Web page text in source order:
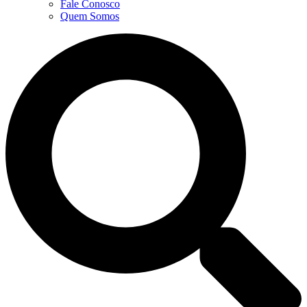
Fale Conosco
Quem Somos